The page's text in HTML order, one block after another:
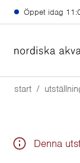
Hoppa tillÖppet idag
start
Denna